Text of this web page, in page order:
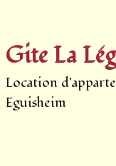
Gite La
Location
Eguisheim